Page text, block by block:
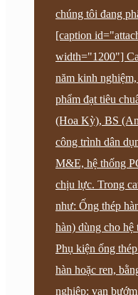
chúng tôi đang
[caption
width="1200"]
năm kinh
phẩm đạt tiêu
(Hoa Kỳ), BS
công trình dân
M&E, hệ thống
chịu lực. Trong
như: Ống thép
hàn) dùng cho
Phụ kiện ống
hàn hoặc ren,
nghiệp: van